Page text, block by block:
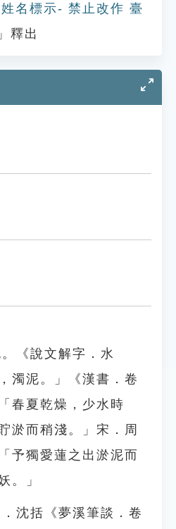
名標示- 禁止改作 臺
釋出
《說文解字．水
濁泥。」《漢書．卷
春夏乾燥，少水時
淤而稍淺。」宋．周
予獨愛蓮之出淤泥而
。」
沈括《夢溪筆談．卷